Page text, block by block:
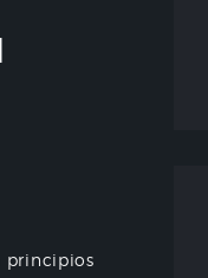
principios